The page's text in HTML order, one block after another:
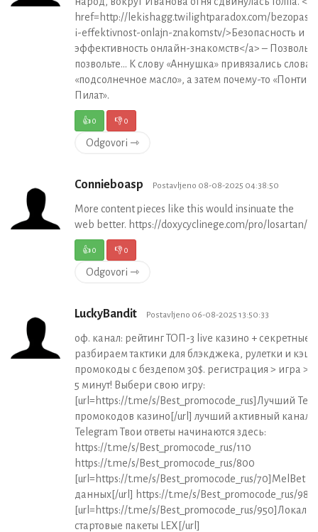
href=http://lekishagg.twilightparadox.com/
i-effektivnost-onlajn-znakomstv/>Безопасность и
эффективность онлайн-знакомств</a> –
позвольте… К слову «Аннушка» привязались слова
«подсолнечное масло», а затем почему-то «Понтий
Пилат».
👍0 👎0
Odgovori ⇾
Connieboasp Postavljeno 08-08-2025 04:38:50
More content pieces like this would insinuate the
web better. https://doxycyclinege.com/pro/losartan/
👍0 👎0
Odgovori ⇾
LuckyBandit Postavljeno 06-08-2025 13:50:33
оф. канал: рейтинг ТОП-3 live казино + секретные
разбираем тактики для блэкджека, рулетки и кэш
промокоды с бездепом 30$. регистрация > игра >
5 минут! Выбери свою игру:
[url=https://t.me/s/Best_promocode_rus]Лучший
промокодов казино[/url] лучший активный канал
Telegram Твои ответы начинаются здесь:
https://t.me/s/Best_promocode_rus/110
https://t.me/s/Best_promocode_rus/800
[url=https://t.me/s/Best_promocode_rus/70]MelBet
данных[/url] https://t.me/s/Best_promocode_rus/980
[url=https://t.me/s/Best_promocode_rus/
стартовые пакеты LEX[/url]